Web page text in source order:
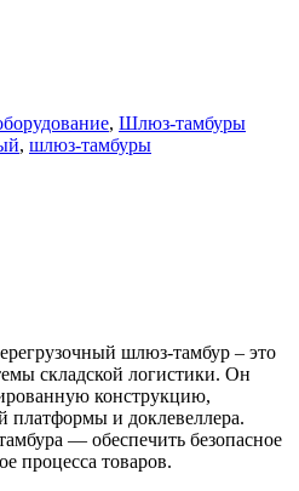
, Шлюз-тамбуры
, шлюз-тамбуры
шлюз-тамбур – это
складской логистики. Он
конструкцию,
платформы и доклевеллера.
— обеспечить безопасное
процесса товаров.